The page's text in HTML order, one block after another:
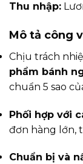
Thu nhập:
Mô tả công
Chịu trách
phẩm bánh
chuẩn 5 sao
Phối hợp với
đơn hàng lớn,
Chuẩn bị và